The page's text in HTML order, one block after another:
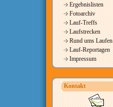
Ergebnislisten
Fotoarchiv
Lauf-Treffs
Laufstrecken
Rund ums Laufen
Lauf-Reportagen
Impressum
Kontakt